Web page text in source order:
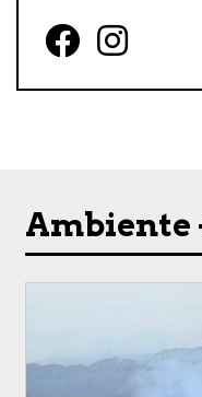
Follow
Follow
Ambiente